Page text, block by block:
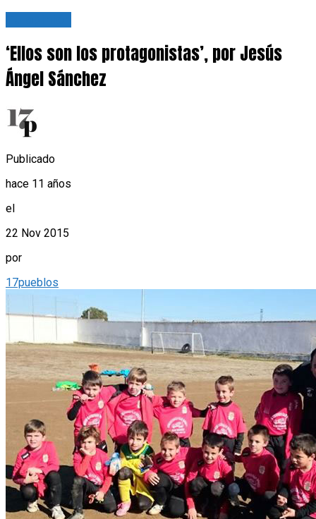
‘Ellos son los protagonistas’, por Jesús
Ángel Sánchez
Publicado
hace 11 años
el
22 Nov 2015
por
17pueblos